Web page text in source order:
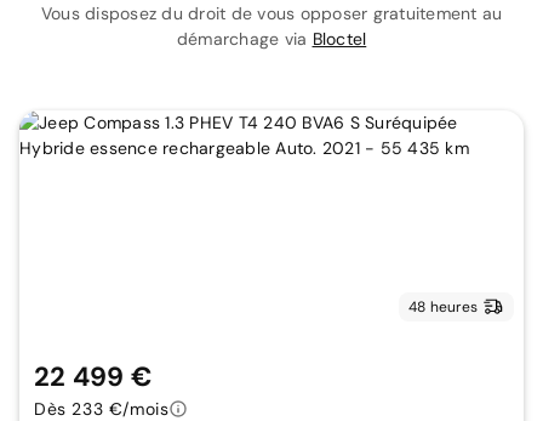
Vous disposez du droit de vous opposer gratuitement au
démarchage via Bloctel
48 heures
22 499 €
Dès 233 €/mois